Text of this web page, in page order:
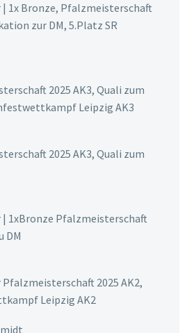
| 1x Bronze, Pfalzmeisterschaft
zur DM, 5.Platz SR
2025 AK3, Quali zum
Leipzig AK3
2025 AK3, Quali zum
| 1xBronze Pfalzmeisterschaft
DM
Pfalzmeisterschaft 2025 AK2,
Leipzig AK2